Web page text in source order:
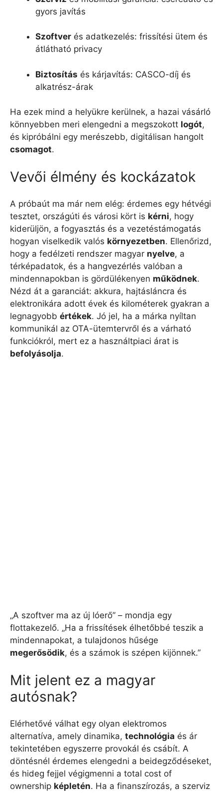
gyors javítás
Szoftver és adatkezelés: frissítési ütem és
átlátható privacy
Biztosítás és kárjavítás: CASCO-díj és
alkatrész-árak
Ha ezek mind a helyükre kerülnek, a hazai vásárló
könnyebben meri elengedni a megszokott logót,
és kipróbálni egy merészebb, digitálisan hangolt
csomagot.
Vevői élmény és kockázatok
A próbaút ma már nem elég: érdemes egy hétvégi
tesztet, országúti és városi kört is kérni, hogy
kiderüljön, a fogyasztás és a vezetéstámogatás
hogyan viselkedik valós környezetben. Ellenőrizd,
hogy a fedélzeti rendszer magyar nyelve, a
térképadatok, és a hangvezérlés valóban a
mindennapokban is gördülékenyen működnek.
Nézd át a garanciát: akkura, hajtásláncra és
elektronikára adott évek és kilométerek gyakran a
legnagyobb értékek. Jó jel, ha a márka nyíltan
kommunikál az OTA-ütemtervről és a várható
funkciókról, mert ez a használtpiaci árat is
befolyásolja.
„A szoftver ma az új lóerő” – mondja egy
flottakezelő. „Ha a frissítések élhetőbbé teszik a
mindennapokat, a tulajdonos hűsége
megerősödik, és a számok is szépen kijönnek.”
Mit jelent ez a magyar
autósnak?
Elérhetővé válhat egy olyan elektromos
alternatíva, amely dinamika, technológia és ár
tekintetében egyszerre provokál és csábít. A
döntésnél érdemes elengedni a beidegződéseket,
és hideg fejjel végigmenni a total cost of
ownership képletén. Ha a finanszírozás, a szerviz